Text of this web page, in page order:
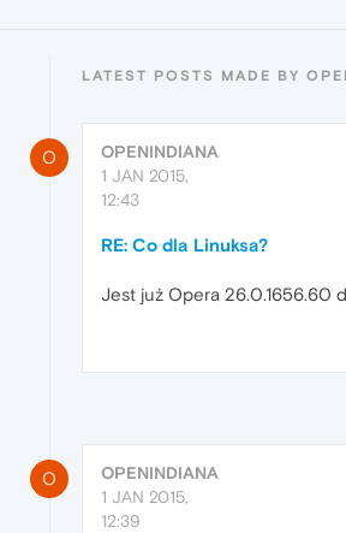
LATEST POSTS MADE BY
O
OPENINDIANA
1 JAN 2015,
12:43
RE: Co dla Linuksa?
Jest już Opera 26.0.1656.60
O
OPENINDIANA
1 JAN 2015,
12:39